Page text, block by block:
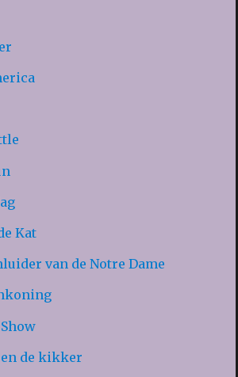
Kat
van de Notre Dame
de kikker